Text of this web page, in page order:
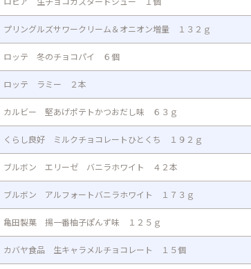
プリングルズサワークリーム＆オニオン増量 １３２ｇ
ロッテ 冬のチョコパイ ６個
ロッテ ラミー ２本
カルビー 堅あげポテトかつおだし味 ６３ｇ
くらし良好 ミルクチョコレートひとくち １９２ｇ
ブルボン エリーゼ バニラホワイト ４２本
ブルボン アルフォートバニラホワイト １７３ｇ
亀田製菓 揚一番柚子ぽんず味 １２５ｇ
カバヤ食品 生キャラメルチョコレート １５個